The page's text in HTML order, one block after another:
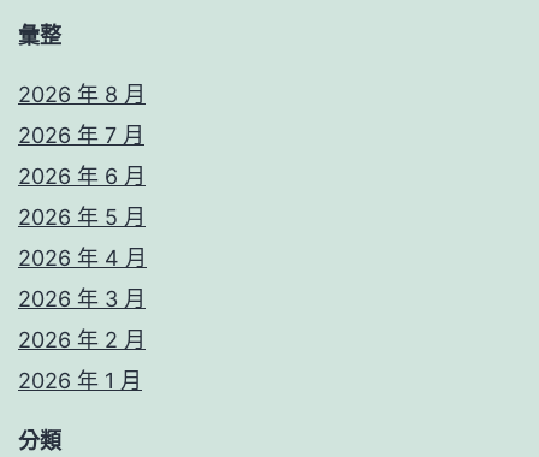
彙整
2026 年 8 月
2026 年 7 月
2026 年 6 月
2026 年 5 月
2026 年 4 月
2026 年 3 月
2026 年 2 月
2026 年 1 月
分類